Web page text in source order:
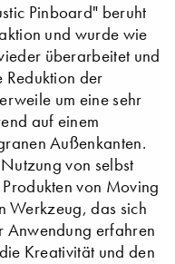
Pinboard" beruht
und wurde wie
überarbeitet und
Reduktion der
um eine sehr
auf einem
Außenkanten.
von selbst
von Moving
Werkzeug, das sich
Anwendung erfahren
Kreativität und den